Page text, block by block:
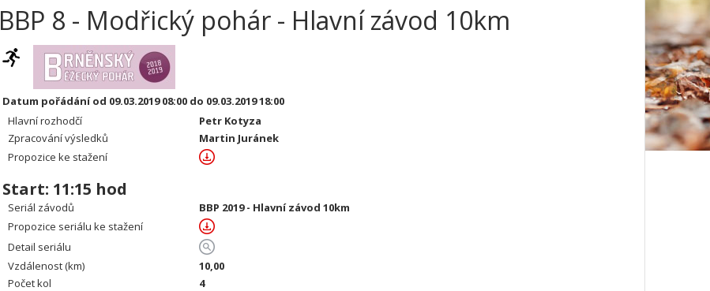
BBP 8 - Modřický pohár - Hlavní závod 10km
Datum pořádání od 09.03.2019 08:00 do 09.03.2019 18:00
Hlavní rozhodčí
Petr Kotyza
Zpracování výsledků
Martin Juránek
Propozice ke stažení
Start: 11:15 hod
Seriál závodů
BBP 2019 - Hlavní závod 10km
Propozice seriálu ke stažení
Detail seriálu
Vzdálenost (km)
10,00
Počet kol
4